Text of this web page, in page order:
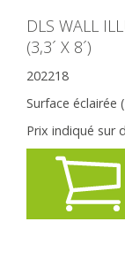
DLS WALL
(3,3´ X 8´)
202218
Surface éclairée
Prix indiqué sur